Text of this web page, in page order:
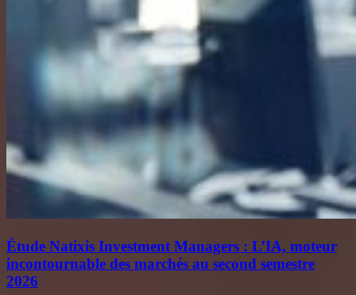
Étude Natixis Investment Managers : L’IA, moteur
incontournable des marchés au second semestre
2026